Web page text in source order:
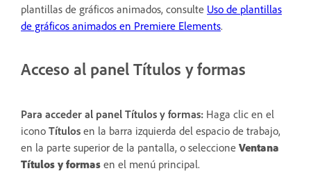
plantillas de gráficos animados, consulte Uso de plantillas
de gráficos animados en Premiere Elements.
Acceso al panel Títulos y formas
Para acceder al panel Títulos y formas: Haga clic en el
icono Títulos en la barra izquierda del espacio de trabajo,
en la parte superior de la pantalla, o seleccione Ventana
Títulos y formas en el menú principal.